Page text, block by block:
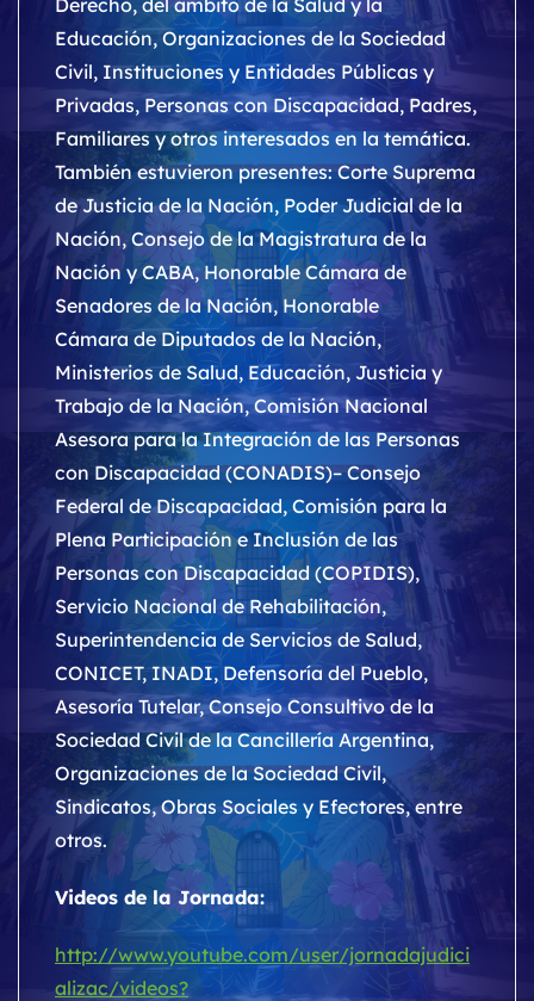
Derecho, del ámbito de la Salud y la
Educación, Organizaciones de la Sociedad
Civil, Instituciones y Entidades Públicas y
Privadas, Personas con Discapacidad, Padres,
Familiares y otros interesados en la temática.
También estuvieron presentes: Corte Suprema
de Justicia de la Nación, Poder Judicial de la
Nación, Consejo de la Magistratura de la
Nación y CABA, Honorable Cámara de
Senadores de la Nación, Honorable
Cámara de Diputados de la Nación,
Ministerios de Salud, Educación, Justicia y
Trabajo de la Nación, Comisión Nacional
Asesora para la Integración de las Personas
con Discapacidad (CONADIS)– Consejo
Federal de Discapacidad, Comisión para la
Plena Participación e Inclusión de las
Personas con Discapacidad (COPIDIS),
Servicio Nacional de Rehabilitación,
Superintendencia de Servicios de Salud,
CONICET, INADI, Defensoría del Pueblo,
Asesoría Tutelar, Consejo Consultivo de la
Sociedad Civil de la Cancillería Argentina,
Organizaciones de la Sociedad Civil,
Sindicatos, Obras Sociales y Efectores, entre
otros.
Videos de la Jornada:
http://www.youtube.com/user/jornadajudici
alizac/videos?